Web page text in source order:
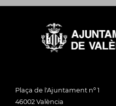
Plaça de l'Ajuntament nº 1
46002 València